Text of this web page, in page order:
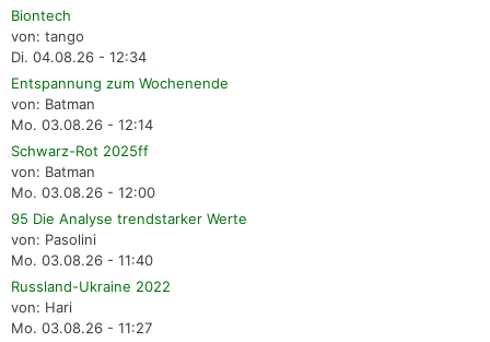
Biontech
von: tango
Di. 04.08.26 - 12:34
Entspannung zum Wochenende
von: Batman
Mo. 03.08.26 - 12:14
Schwarz-Rot 2025ff
von: Batman
Mo. 03.08.26 - 12:00
95 Die Analyse trendstarker Werte
von: Pasolini
Mo. 03.08.26 - 11:40
Russland-Ukraine 2022
von: Hari
Mo. 03.08.26 - 11:27